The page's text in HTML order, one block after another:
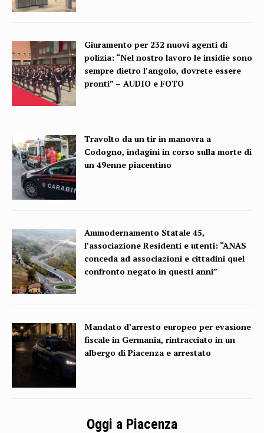
Giuramento per 232 nuovi agenti di
polizia: “Nel nostro lavoro le insidie sono
sempre dietro l’angolo, dovrete essere
pronti” – AUDIO e FOTO
Travolto da un tir in manovra a
Codogno, indagini in corso sulla morte di
un 49enne piacentino
Ammodernamento Statale 45,
l’associazione Residenti e utenti: “ANAS
conceda ad associazioni e cittadini quel
confronto negato in questi anni”
Mandato d’arresto europeo per evasione
fiscale in Germania, rintracciato in un
albergo di Piacenza e arrestato
Oggi a Piacenza